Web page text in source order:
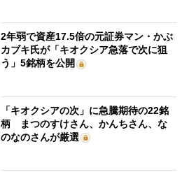
2年弱で資産17.5倍の元証券マン・かぶ
カブキ氏が「キオクシア急落で次に狙
う」5銘柄を公開
「キオクシアの次」に急騰期待の22銘
柄 まつのすけさん、かんちさん、な
のなのさんが厳選